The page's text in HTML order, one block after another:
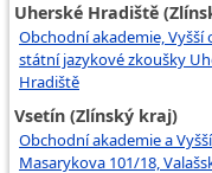
Uherské Hradiště
Obchodní akademie, Vyšší
státní jazykové zkoušky
Hradiště
Vsetín (Zlínský kraj)
Obchodní akademie a
Masarykova 101/18,